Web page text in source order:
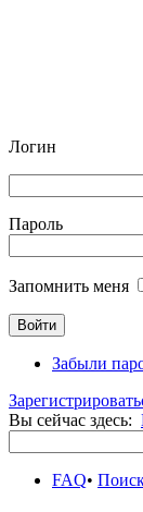
Логин
Пароль
Запомнить меня
Забыли
Вы сейчас здесь:
FAQ•